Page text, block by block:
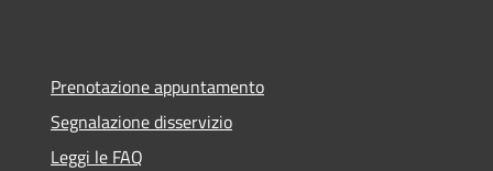
Prenotazione appuntamento
Segnalazione disservizio
Leggi le FAQ